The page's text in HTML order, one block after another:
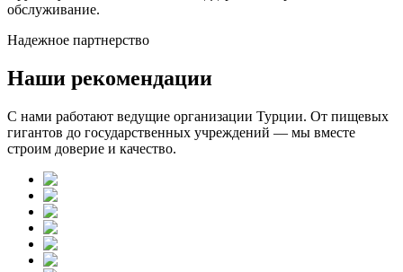
обслуживание.
Надежное партнерство
Наши рекомендации
С нами работают ведущие организации Турции. От пищевых
гигантов до государственных учреждений — мы вместе
строим доверие и качество.